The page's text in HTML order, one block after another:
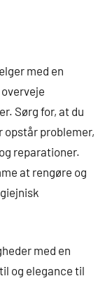
med en
Sørg for, at du
opstår problemer,
reparationer.
at rengøre og
med en
og elegance til